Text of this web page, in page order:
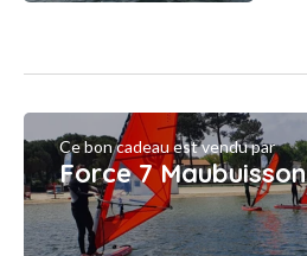
Ce bon cadeau est vendu par
Force 7 Maubuisson